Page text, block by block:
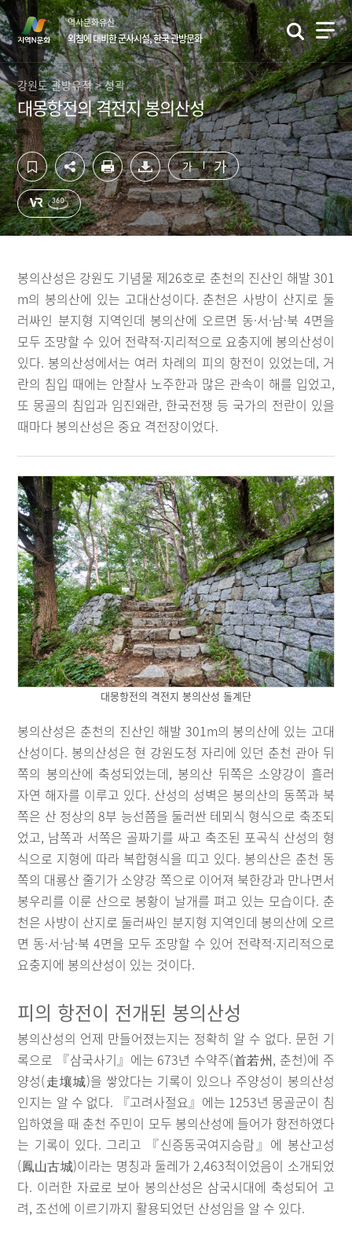
컨
텐
츠
영
역
바
로
가
기
하
단
영
역
바
로
가
기
역사문화유산
외침에 대비한 군사시설, 한국 관방문화
강원도 관방유적 > 성곽
대몽항전의 격전지 봉의산성
가 가
봉의산성은 강원도 기념물 제26호로 춘천의 진산인 해발 301
m의 봉의산에 있는 고대산성이다. 춘천은 사방이 산지로 둘
러싸인 분지형 지역인데 봉의산에 오르면 동·서·남·북 4면을
모두 조망할 수 있어 전략적·지리적으로 요충지에 봉의산성이
있다. 봉의산성에서는 여러 차례의 피의 항전이 있었는데, 거
란의 침입 때에는 안찰사 노주한과 많은 관속이 해를 입었고,
또 몽골의 침입과 임진왜란, 한국전쟁 등 국가의 전란이 있을
때마다 봉의산성은 중요 격전장이었다.
대몽항전의 격전지 봉의산성 돌계단
봉의산성은 춘천의 진산인 해발 301m의 봉의산에 있는 고대
산성이다. 봉의산성은 현 강원도청 자리에 있던 춘천 관아 뒤
쪽의 봉의산에 축성되었는데, 봉의산 뒤쪽은 소양강이 흘러
자연 해자를 이루고 있다. 산성의 성벽은 봉의산의 동쪽과 북
쪽은 산 정상의 8부 능선쯤을 둘러싼 테뫼식 형식으로 축조되
었고, 남쪽과 서쪽은 골짜기를 싸고 축조된 포곡식 산성의 형
식으로 지형에 따라 복합형식을 띠고 있다. 봉의산은 춘천 동
쪽의 대룡산 줄기가 소양강 쪽으로 이어져 북한강과 만나면서
봉우리를 이룬 산으로 봉황이 날개를 펴고 있는 모습이다. 춘
천은 사방이 산지로 둘러싸인 분지형 지역인데 봉의산에 오르
면 동·서·남·북 4면을 모두 조망할 수 있어 전략적·지리적으로
요충지에 봉의산성이 있는 것이다.
피의 항전이 전개된 봉의산성
봉의산성의 언제 만들어졌는지는 정확히 알 수 없다. 문헌 기
록으로 『삼국사기』에는 673년 수약주(首若州, 춘천)에 주
양성(走壤城)을 쌓았다는 기록이 있으나 주양성이 봉의산성
인지는 알 수 없다. 『고려사절요』에는 1253년 몽골군이 침
입하였을 때 춘천 주민이 모두 봉의산성에 들어가 항전하였다
는 기록이 있다. 그리고 『신증동국여지승람』에 봉산고성
(鳳山古城)이라는 명칭과 둘레가 2,463척이었음이 소개되었
다. 이러한 자료로 보아 봉의산성은 삼국시대에 축성되어 고
려, 조선에 이르기까지 활용되었던 산성임을 알 수 있다.